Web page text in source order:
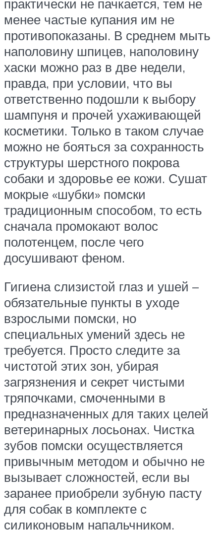
практически не пачкается, тем не
менее частые купания им не
противопоказаны. В среднем мыть
наполовину шпицев, наполовину
хаски можно раз в две недели,
правда, при условии, что вы
ответственно подошли к выбору
шампуня и прочей ухаживающей
косметики. Только в таком случае
можно не бояться за сохранность
структуры шерстного покрова
собаки и здоровье ее кожи. Сушат
мокрые «шубки» помски
традиционным способом, то есть
сначала промокают волос
полотенцем, после чего
досушивают феном.
Гигиена слизистой глаз и ушей –
обязательные пункты в уходе
взрослыми помски, но
специальных умений здесь не
требуется. Просто следите за
чистотой этих зон, убирая
загрязнения и секрет чистыми
тряпочками, смоченными в
предназначенных для таких целей
ветеринарных лосьонах. Чистка
зубов помски осуществляется
привычным методом и обычно не
вызывает сложностей, если вы
заранее приобрели зубную пасту
для собак в комплекте с
силиконовым напальчником.